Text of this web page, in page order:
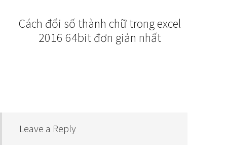
Cách đổi số thành chữ trong excel
2016 64bit đơn giản nhất
Leave a Reply